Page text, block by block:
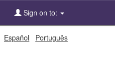
Sign on to:
Español Português